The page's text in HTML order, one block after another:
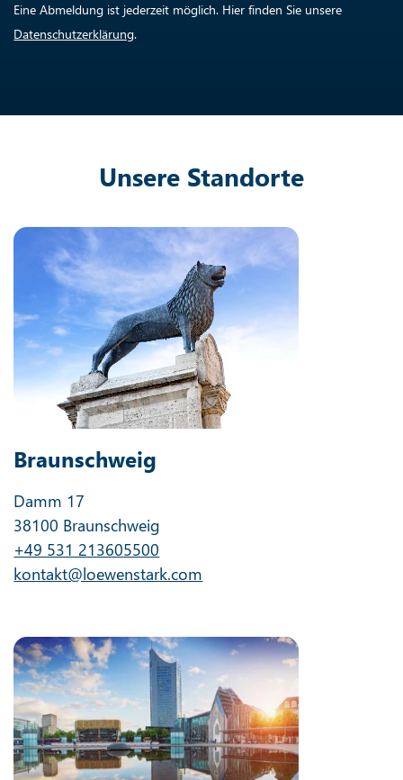
Eine Abmeldung ist jederzeit möglich. Hier finden Sie unsere
Datenschutzerklärung.
Unsere Standorte
Braunschweig
Damm 17
38100 Braunschweig
+49 531 213605500
kontakt@loewenstark.com